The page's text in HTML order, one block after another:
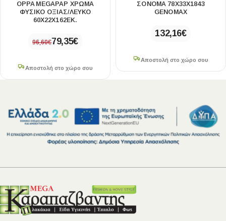
OPPA MEGAPAP ΧΡΏΜΑ
ΦΥΣΙΚΌ ΟΞΙΆΣ/ΛΕΥΚΌ
60X22X162ΕΚ.
96,60€79,35€
Αποστολή στο χώρο σου
ΣΌΝΟΜΑ 78X33X1843
GENOMAX
132,16€
Αποστολή στο χώρο σου